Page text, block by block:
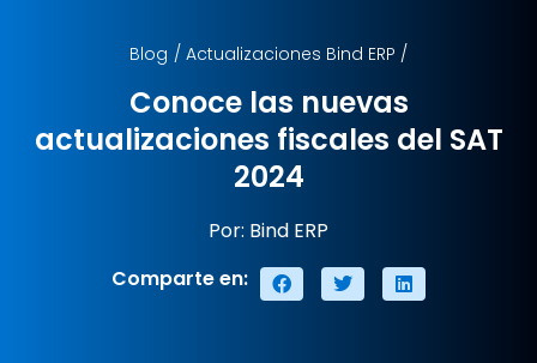
Blog / Actualizaciones Bind ERP /
Conoce las nuevas
actualizaciones fiscales del SAT
2024
Por: Bind ERP
Comparte en: